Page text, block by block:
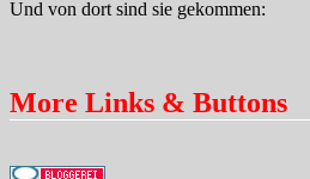
Und von dort sind sie gekommen:
More Links & Buttons